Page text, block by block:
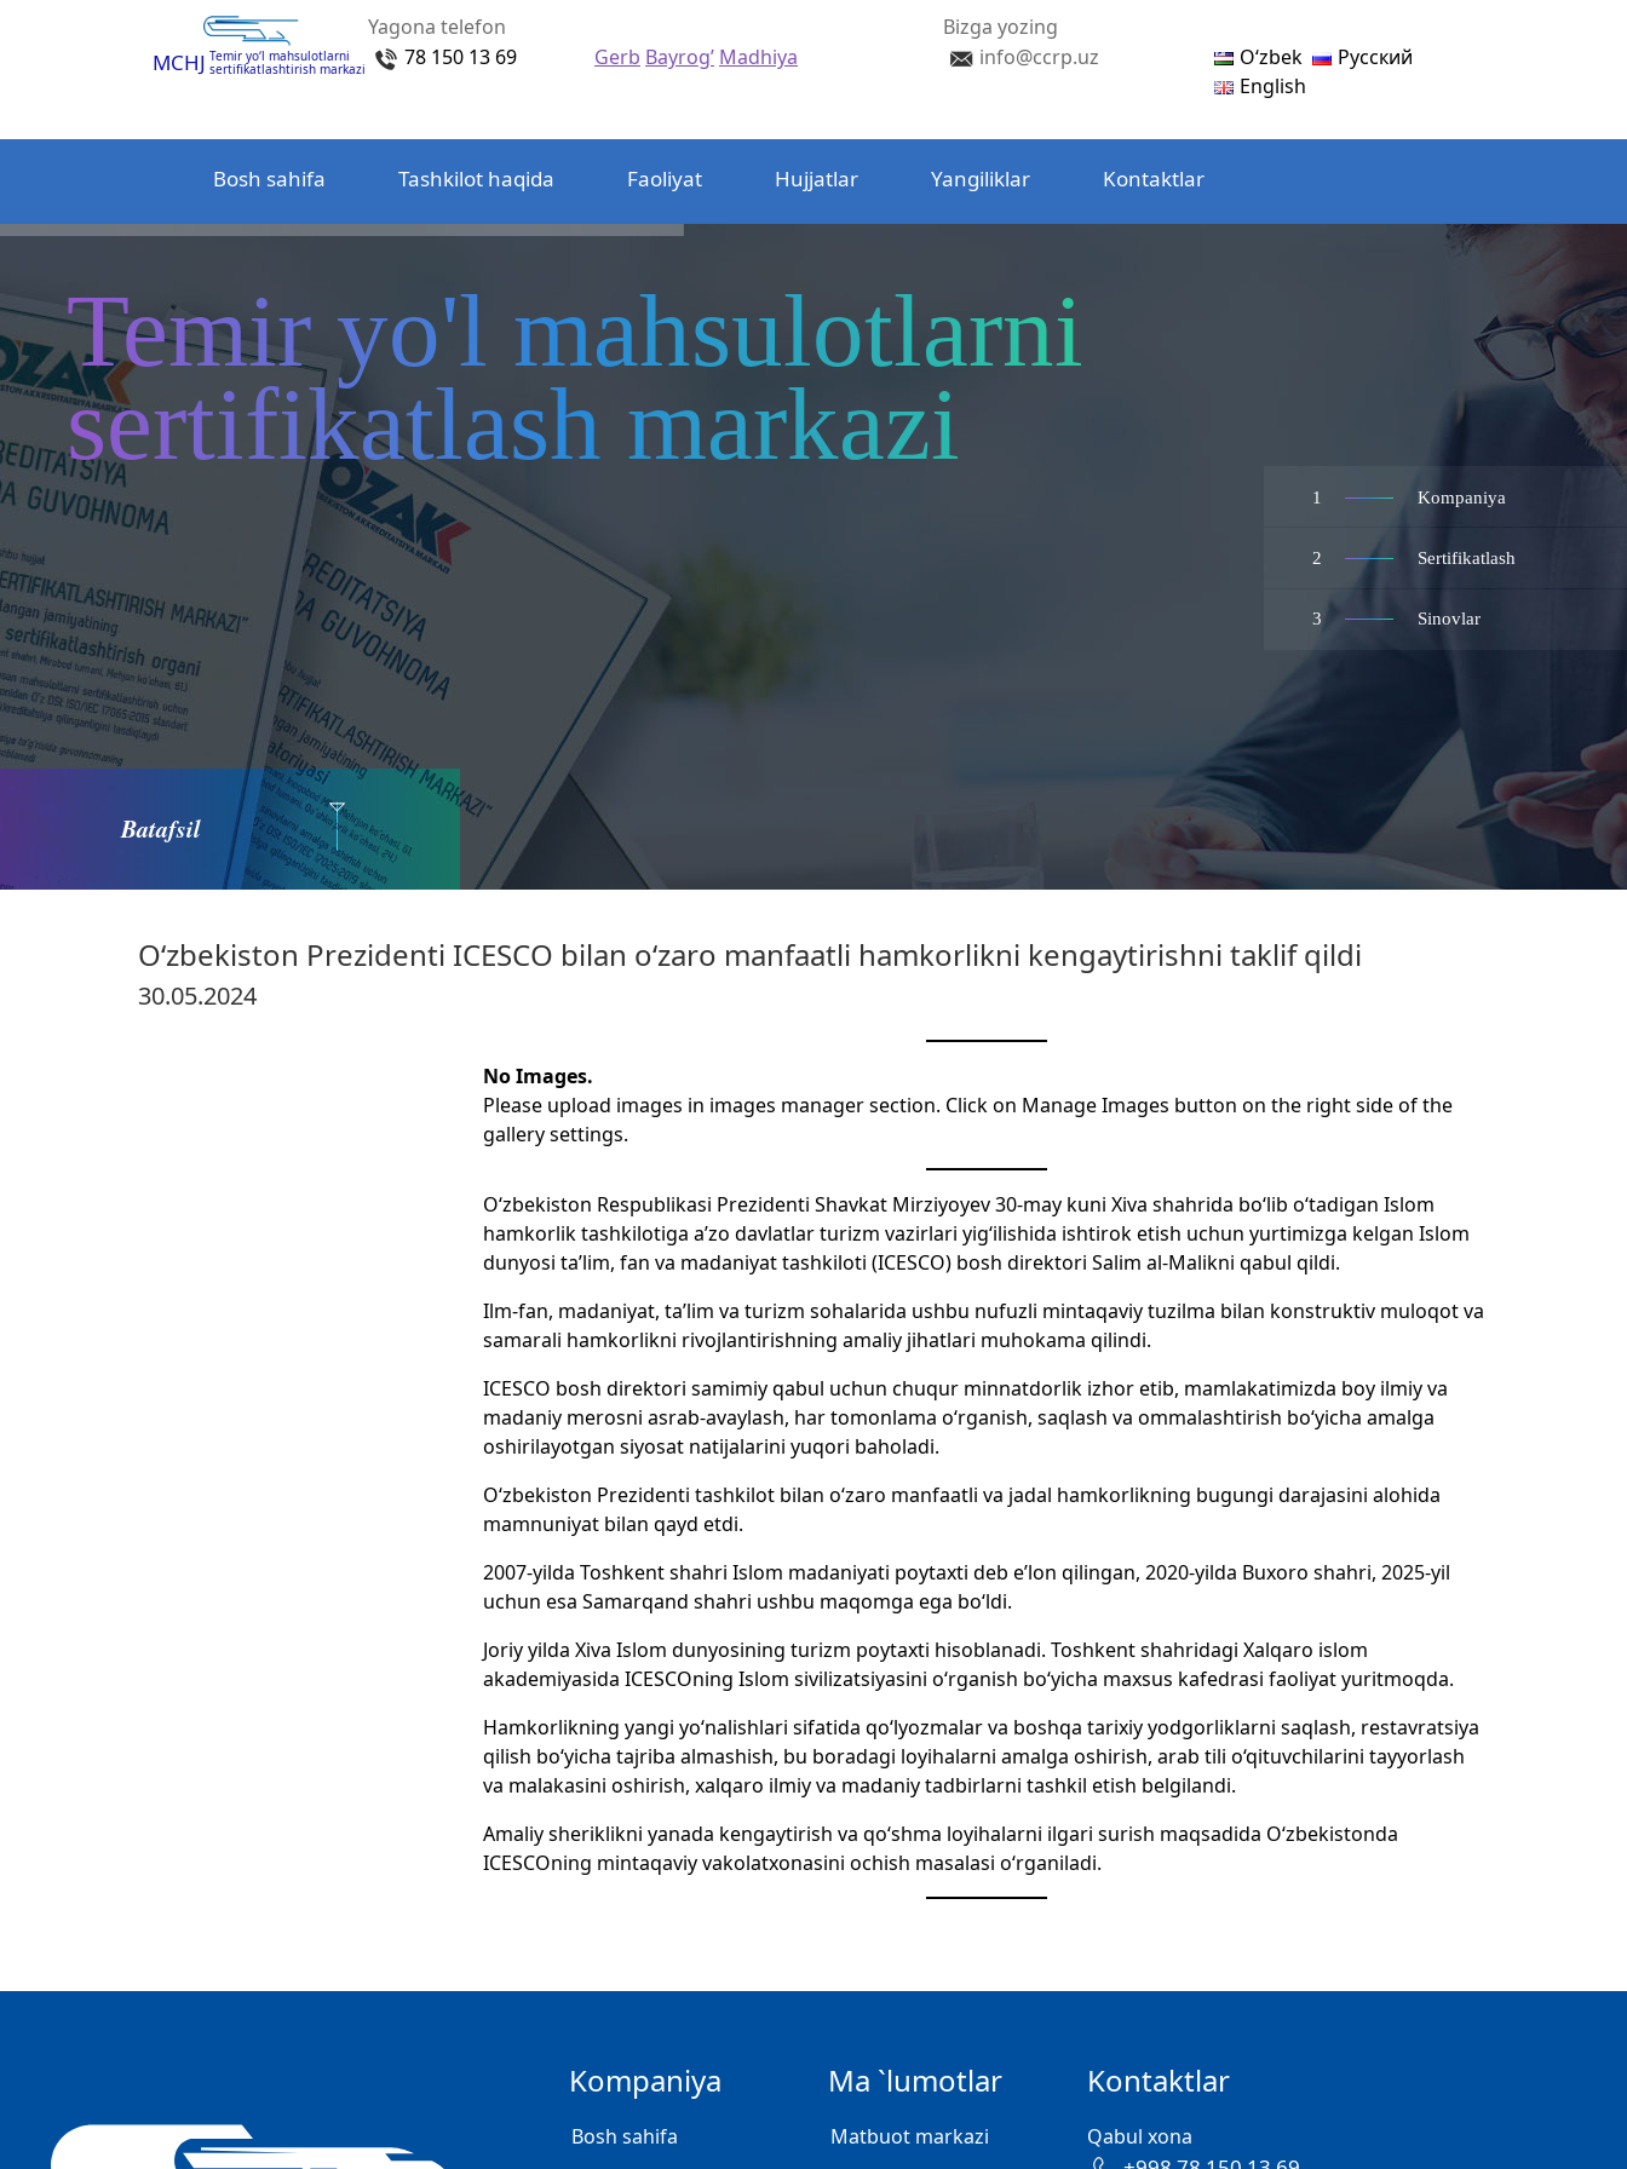
MCHJ Temir yo‘l mahsulotlarni
sertifikatlashtirish markazi
Yagona telefon
78 150 13 69
Gerb Bayrog’ Madhiya
Bizga yozing
info@ccrp.uz
Oʻzbek
Русский
English
Bosh sahifa Tashkilot haqida Faoliyat Hujjatlar Yangiliklar Kontaktlar
1 Kompaniya
2 Sertifikatlash
3 Sinovlar
Temir yo'l mahsulotlarni
sertifikatlash markazi
Batafsil
O‘zbekiston Prezidenti ICESCO bilan o‘zaro manfaatli hamkorlikni kengaytirishni taklif qildi
30.05.2024
No Images.
Please upload images in images manager section. Click on Manage Images button on the right side of the
gallery settings.
O‘zbekiston Respublikasi Prezidenti Shavkat Mirziyoyev 30-may kuni Xiva shahrida bo‘lib o‘tadigan Islom
hamkorlik tashkilotiga a’zo davlatlar turizm vazirlari yig‘ilishida ishtirok etish uchun yurtimizga kelgan Islom
dunyosi ta’lim, fan va madaniyat tashkiloti (ICESCO) bosh direktori Salim al-Malikni qabul qildi.
Ilm-fan, madaniyat, ta’lim va turizm sohalarida ushbu nufuzli mintaqaviy tuzilma bilan konstruktiv muloqot va
samarali hamkorlikni rivojlantirishning amaliy jihatlari muhokama qilindi.
ICESCO bosh direktori samimiy qabul uchun chuqur minnatdorlik izhor etib, mamlakatimizda boy ilmiy va
madaniy merosni asrab-avaylash, har tomonlama o‘rganish, saqlash va ommalashtirish bo‘yicha amalga
oshirilayotgan siyosat natijalarini yuqori baholadi.
O‘zbekiston Prezidenti tashkilot bilan o‘zaro manfaatli va jadal hamkorlikning bugungi darajasini alohida
mamnuniyat bilan qayd etdi.
2007-yilda Toshkent shahri Islom madaniyati poytaxti deb e’lon qilingan, 2020-yilda Buxoro shahri, 2025-yil
uchun esa Samarqand shahri ushbu maqomga ega bo‘ldi.
Joriy yilda Xiva Islom dunyosining turizm poytaxti hisoblanadi. Toshkent shahridagi Xalqaro islom
akademiyasida ICESCOning Islom sivilizatsiyasini o‘rganish bo‘yicha maxsus kafedrasi faoliyat yuritmoqda.
Hamkorlikning yangi yo‘nalishlari sifatida qo‘lyozmalar va boshqa tarixiy yodgorliklarni saqlash, restavratsiya
qilish bo‘yicha tajriba almashish, bu boradagi loyihalarni amalga oshirish, arab tili o‘qituvchilarini tayyorlash
va malakasini oshirish, xalqaro ilmiy va madaniy tadbirlarni tashkil etish belgilandi.
Amaliy sheriklikni yanada kengaytirish va qo‘shma loyihalarni ilgari surish maqsadida O‘zbekistonda
ICESCOning mintaqaviy vakolatxonasini ochish masalasi o‘rganiladi.
Kompaniya
Bosh sahifa
Ma `lumotlar
Matbuot markazi
Kontaktlar
Qabul xona